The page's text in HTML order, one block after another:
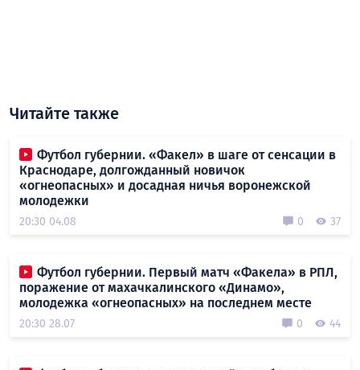
Читайте также
Футбол губернии. «Факел» в шаге от сенсации в
Краснодаре, долгожданный новичок
«огнеопасных» и досадная ничья воронежской
молодежки
20:30 04.08 0 37
Футбол губернии. Первый матч «Факела» в РПЛ,
поражение от махачкалинского «Динамо»,
молодежка «огнеопасных» на последнем месте
20:30 28.07 0 44